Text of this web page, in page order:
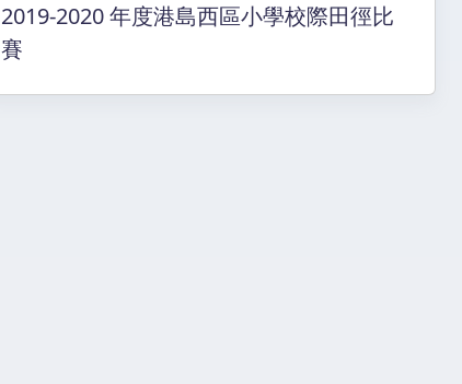
2019-2020 年度港島西區小學校際田徑比
賽